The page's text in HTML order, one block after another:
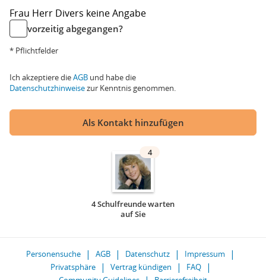
Frau Herr Divers keine Angabe
vorzeitig abgegangen?
* Pflichtfelder
Ich akzeptiere dieAGB und habe die
Datenschutzhinweisezur Kenntnis genommen.
Als Kontakt hinzufügen
4
4 Schulfreunde warten
auf Sie
Personensuche AGB Datenschutz
Impressum
Privatsphäre
Vertrag kündigen
FAQ